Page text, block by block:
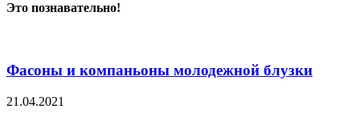
Это познавательно!
Фасоны и компаньоны молодежной блузки
21.04.2021